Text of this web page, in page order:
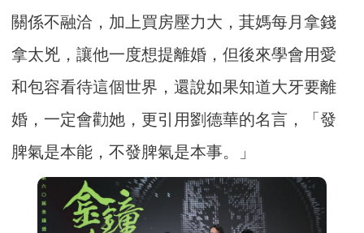
關係不融洽，加上買房壓力大，萁媽每月拿錢
拿太兇，讓他一度想提離婚，但後來學會用愛
和包容看待這個世界，還說如果知道大牙要離
婚，一定會勸她，更引用劉德華的名言，「發
脾氣是本能，不發脾氣是本事。」